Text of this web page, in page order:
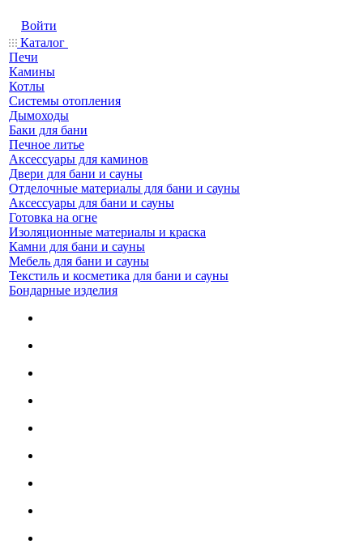
Войти
Каталог
Печи
Камины
Котлы
Системы отопления
Дымоходы
Баки для бани
Печное литье
Аксессуары для каминов
Двери для бани и сауны
Отделочные материалы для бани и сауны
Аксессуары для бани и сауны
Готовка на огне
Изоляционные материалы и краска
Камни для бани и сауны
Мебель для бани и сауны
Текстиль и косметика для бани и сауны
Бондарные изделия